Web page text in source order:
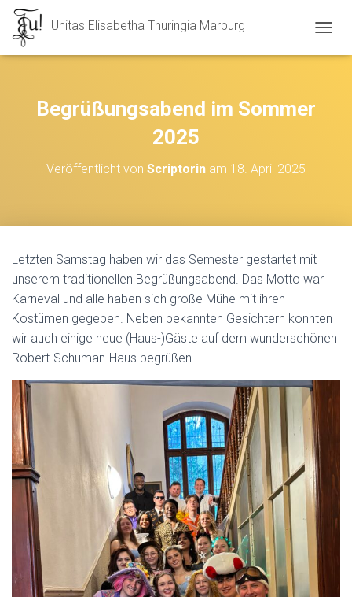
Unitas Elisabetha Thuringia Marburg
A
L
N
Begrüßungsabend im Sommer
2025
Veröffentlicht von Scriptorin am 18. April 2025
Letzten Samstag haben wir das Semester gestartet mit
unserem traditionellen Begrüßungsabend. Das Motto war
Karneval und alle haben sich große Mühe mit ihren
Kostümen gegeben. Neben bekannten Gesichtern konnten
wir auch einige neue (Haus-)Gäste auf dem wunderschönen
Robert-Schuman-Haus begrüßen.